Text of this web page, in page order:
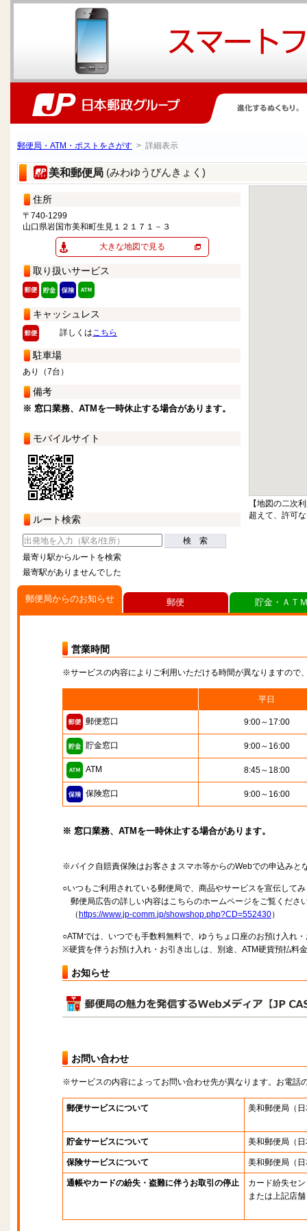
郵便局・ATM・ポストをさがす > 詳細表示
美和郵便局 (みわゆうびんきょく)
住所
〒740-1299
山口県岩国市美和町生見１２１７１－３
大きな地図で見る
取り扱いサービス
キャッシュレス
詳しくはこちら
駐車場
あり（7台）
備考
※ 窓口業務、ATMを一時休止する場合があります。
モバイルサイト
ルート検索
検 索
最寄り駅からルートを検索
最寄駅がありませんでした
【地図の二次
超えて、許可
郵便局からのお知らせ
営業時間
※サービスの内容によりご利用いただける時間が異なりますので
平日
郵便窓口 9:00～17:00
貯金窓口 9:00～16:00
ATM 8:45～18:00
保険窓口 9:00～16:00
※ 窓口業務、ATMを一時休止する場合があります。
※バイク自賠責保険はお客さまスマホ等からのWebでの申込みと
○いつもご利用されている郵便局で、商品やサービスを宣伝して
郵便局広告の詳しい内容はこちらのホームページをご覧くださ
（ https://www.jp-comm.jp/showshop.php?CD=552430）
○ATMでは、いつでも手数料無料で、ゆうちょ口座のお預け入れ
※硬貨を伴うお預け入れ・お引き出しは、別途、ATM硬貨預払料
お知らせ
お問い合わせ
※サービスの内容によってお問い合わせ先が異なります。お電話
郵便サービスについて 美和郵便局 （
貯金サービスについて 美和郵便局 （
保険サービスについて 美和郵便局 （
通帳やカードの紛失・盗難に伴うお取引の停止
カード紛失セ
または上記店舗
郵便 貯金・ＡＴ